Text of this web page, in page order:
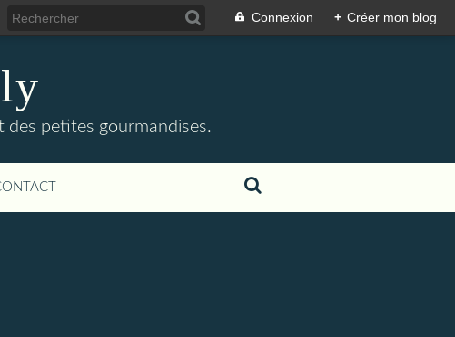
Connexion + Créer mon blog
des petites gourmandises.